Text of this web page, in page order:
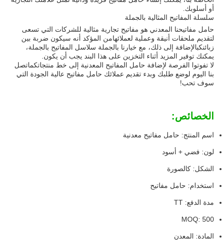
أو أسلوبك.
سلسلة المفاتيح المثالية بالجملة
حامل مفاتيحنا المعدني هو مفاتيح تجارية مثالية للشركات التي تسعى
لتقديم ملحقات أنيقة وعملية لعملائهامن المؤكد أنه سيكون ضربة بين
زبائنكبالإضافة إلى ذلك، مع خيارنا بالجملة سلاسل المفاتيح بالجملة،
يمكنك توفير المزيد أثناء التخزين على هذا البند يجب أن يكون.
لا تفوتوا الفرصة لإضافة حامل المفاتيح المعدنية إلى خط منتجاتكماتصل
بنا اليوم لوضع طلبك وبدء تقديم عملائك حامل مفاتيح عالية الجودة التي
سوف تحب!
الخصائص:
اسم المنتج: حامل مفاتيح معدنية
لون: فضي + أسود
الشكل: كالصورة
استخدام: حامل مفاتيح
مدة الدفع: TT
MOQ: 500
المادة: المعدن